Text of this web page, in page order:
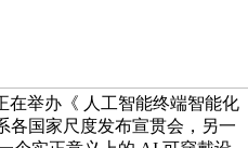
在举办《 人工智能终端智能化
各国家尺度发布宣贯会，另一